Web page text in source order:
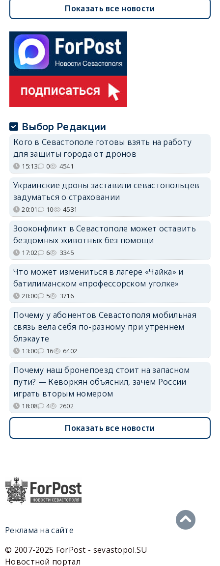
Показать все новости
Выбор Редакции
Кого в Севастополе готовы взять на работу
для защиты города от дронов
15:13 0 4541
Украинские дроны заставили севастопольцев
задуматься о страховании
20:01 10 4531
Зооконфликт в Севастополе может оставить
бездомных животных без помощи
17:02 6 3345
Что может измениться в лагере «Чайка» и
батилиманском «профессорском уголке»
20:00 5 3716
Почему у абонентов Севастополя мобильная
связь вела себя по-разному при утреннем
блэкауте
13:00 16 6402
Почему наш бронепоезд стоит на запасном
пути? — Кеворкян объяснил, зачем России
играть вторым номером
18:08 4 2602
Показать все новости
Реклама на сайте
© 2007-2025 ForPost - sevastopol.SU
Новостной портал